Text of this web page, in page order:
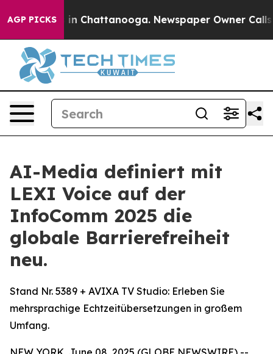
AGP PICKS
Chaos in Chattanooga. Newspaper Owner Calls
AI-Media definiert mit
LEXI Voice auf der
InfoComm 2025 die
globale Barrierefreiheit
neu.
Stand Nr. 5389 + AVIXA TV Studio: Erleben Sie
mehrsprachige Echtzeitübersetzungen in großem
Umfang.